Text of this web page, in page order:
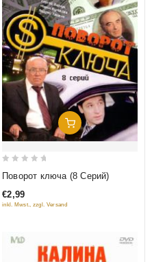
Добавить В Корзину
of
Поворот ключа (8 Серий)
€2,99
inkl. Mwst., zzgl. Versand